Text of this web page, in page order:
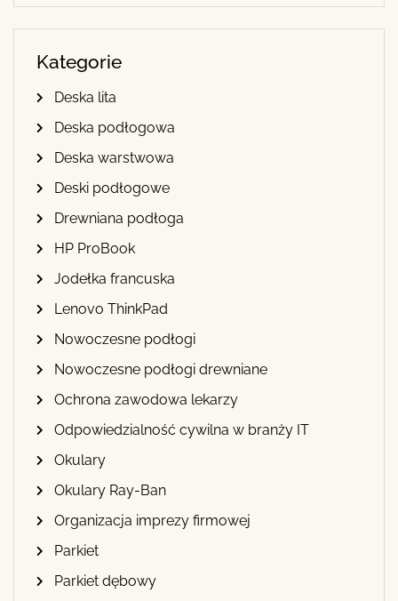
Kategorie
Deska lita
Deska podłogowa
Deska warstwowa
Deski podłogowe
Drewniana podłoga
HP ProBook
Jodełka francuska
Lenovo ThinkPad
Nowoczesne podłogi
Nowoczesne podłogi drewniane
Ochrona zawodowa lekarzy
Odpowiedzialność cywilna w branży IT
Okulary
Okulary Ray-Ban
Organizacja imprezy firmowej
Parkiet
Parkiet dębowy